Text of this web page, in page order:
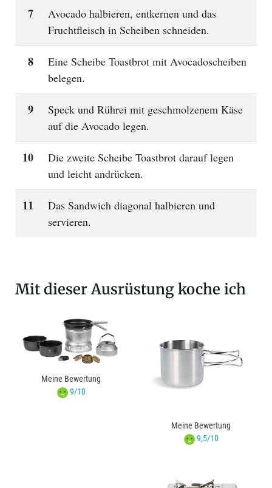
7
Avocado halbieren, entkernen und das
Fruchtfleisch in Scheiben schneiden.
8
Eine Scheibe Toastbrot mit Avocadoscheiben
belegen.
9
Speck und Rührei mit geschmolzenem Käse
auf die Avocado legen.
10
Die zweite Scheibe Toastbrot darauf legen
und leicht andrücken.
11
Das Sandwich diagonal halbieren und
servieren.
Mit dieser Ausrüstung koche ich
Meine Bewertung
9/10
Meine Bewertung
9,5/10